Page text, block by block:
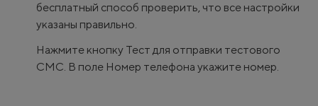
бесплатный способ проверить, что все настройки
указаны правильно.
Нажмите кнопку Тест для отправки тестового
СМС. В поле Номер телефона укажите номер.